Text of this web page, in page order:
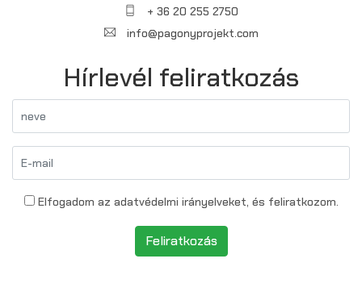
+ 36 20 255 2750
info@pagonyprojekt.com
Hírlevél feliratkozás
Elfogadom az adatvédelmi irányelveket, és feliratkozom.
Feliratkozás